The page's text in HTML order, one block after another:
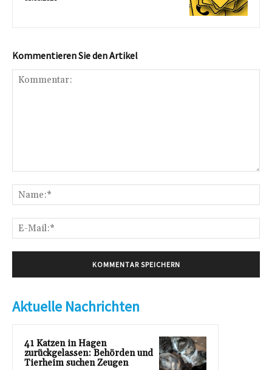
Kommentieren Sie den Artikel
Aktuelle Nachrichten
41 Katzen in Hagen
zurückgelassen: Behörden und
Tierheim suchen Zeugen